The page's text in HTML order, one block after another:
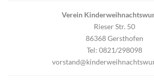
Verein
Rieser Str. 50
86368 Gersthofen
Tel: 0821/298098